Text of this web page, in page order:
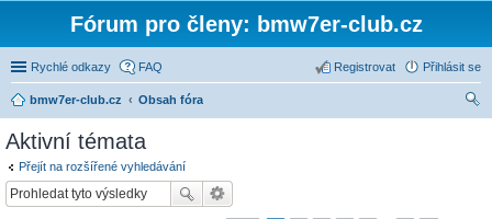
Fórum pro členy: bmw7er-club.cz
Rychlé odkazy FAQ Přihlásit se
Registrovat
bmw7er-club.cz
Obsah fóra
Aktivní témata
Přejít na rozšířené vyhledávání